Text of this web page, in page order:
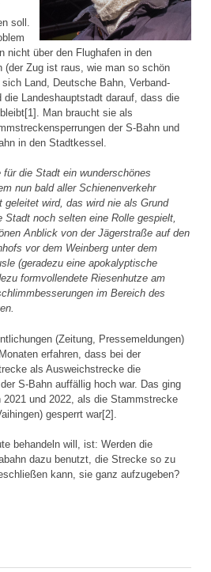
soll.
nicht über den Flughafen in den
(der Zug ist raus, wie man so schön
Land, Deutsche Bahn, Verband-
die Landeshauptstadt darauf, dass die
Man braucht sie als
der S-Bahn und
in den Stadtkessel.
die Stadt ein wunderschönes
nun bald aller Schienenverkehr
geleitet wird, das wird nie als Grund
noch selten eine Rolle gespielt,
Anblick von der Jägerstraße auf den
vor dem Weinberg unter dem
(geradezu eine apokalyptische
formvollendete Riesenhutze am
im Bereich des
(Zeitung, Pressemeldungen)
erfahren, dass bei der
als Ausweichstrecke die
S-Bahn auffällig hoch war. Das ging
2021 und 2022, als die Stammstrecke
gesperrt war[2].
behandeln will, ist: Werden die
dazu benutzt, die Strecke so zu
kann, sie ganz aufzugeben?